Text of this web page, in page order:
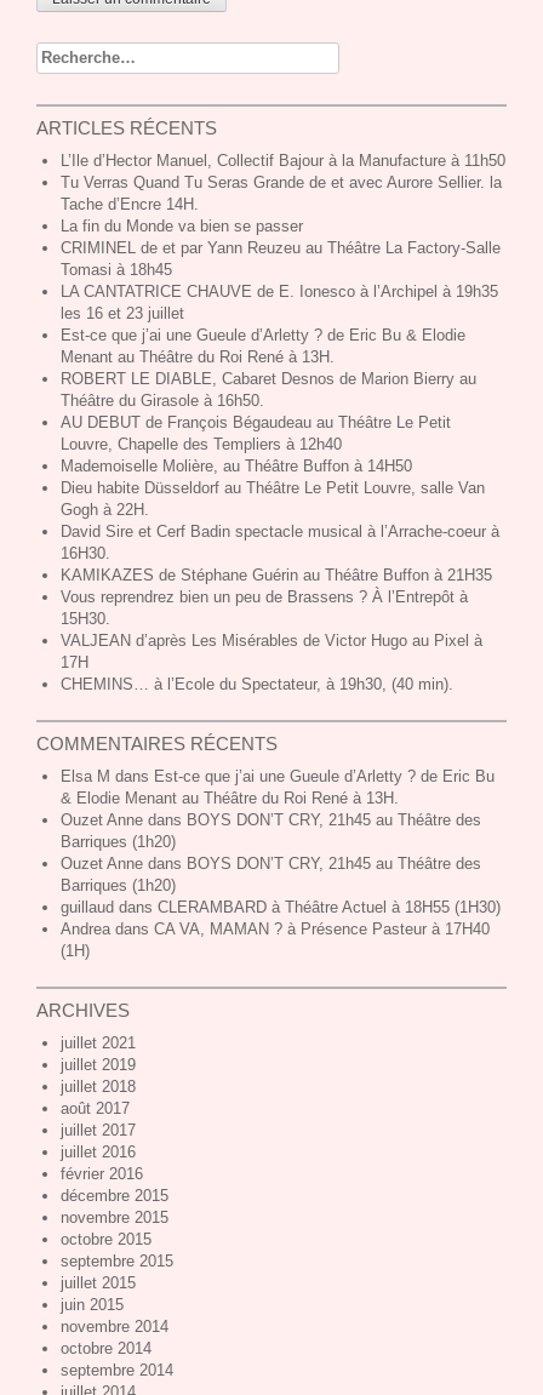
Recherche pour :
ARTICLES RÉCENTS
L’Ile d’Hector Manuel, Collectif Bajour à la Manufacture à 11h50
Tu Verras Quand Tu Seras Grande de et avec Aurore Sellier. la
Tache d’Encre 14H.
La fin du Monde va bien se passer
CRIMINEL de et par Yann Reuzeu au Théâtre La Factory-Salle
Tomasi à 18h45
LA CANTATRICE CHAUVE de E. Ionesco à l’Archipel à 19h35
les 16 et 23 juillet
Est-ce que j’ai une Gueule d’Arletty ? de Eric Bu & Elodie
Menant au Théâtre du Roi René à 13H.
ROBERT LE DIABLE, Cabaret Desnos de Marion Bierry au
Théâtre du Girasole à 16h50.
AU DEBUT de François Bégaudeau au Théâtre Le Petit
Louvre, Chapelle des Templiers à 12h40
Mademoiselle Molière, au Théâtre Buffon à 14H50
Dieu habite Düsseldorf au Théâtre Le Petit Louvre, salle Van
Gogh à 22H.
David Sire et Cerf Badin spectacle musical à l’Arrache-coeur à
16H30.
KAMIKAZES de Stéphane Guérin au Théâtre Buffon à 21H35
Vous reprendrez bien un peu de Brassens ? À l’Entrepôt à
15H30.
VALJEAN d’après Les Misérables de Victor Hugo au Pixel à
17H
CHEMINS… à l’Ecole du Spectateur, à 19h30, (40 min).
COMMENTAIRES RÉCENTS
Elsa M dans Est-ce que j’ai une Gueule d’Arletty ? de Eric Bu
& Elodie Menant au Théâtre du Roi René à 13H.
Ouzet Anne dans BOYS DON’T CRY, 21h45 au Théâtre des
Barriques (1h20)
Ouzet Anne dans BOYS DON’T CRY, 21h45 au Théâtre des
Barriques (1h20)
guillaud dans CLERAMBARD à Théâtre Actuel à 18H55 (1H30)
Andrea dans CA VA, MAMAN ? à Présence Pasteur à 17H40
(1H)
ARCHIVES
juillet 2021
juillet 2019
juillet 2018
août 2017
juillet 2017
juillet 2016
février 2016
décembre 2015
novembre 2015
octobre 2015
septembre 2015
juillet 2015
juin 2015
novembre 2014
octobre 2014
septembre 2014